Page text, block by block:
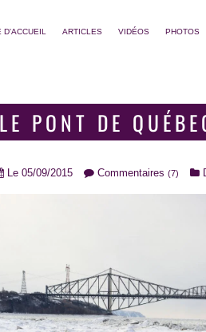
D'ACCUEIL ARTICLES VIDÉOS PHOTOS
LE PONT DE
Le 05/09/2015 Commentaires (7)